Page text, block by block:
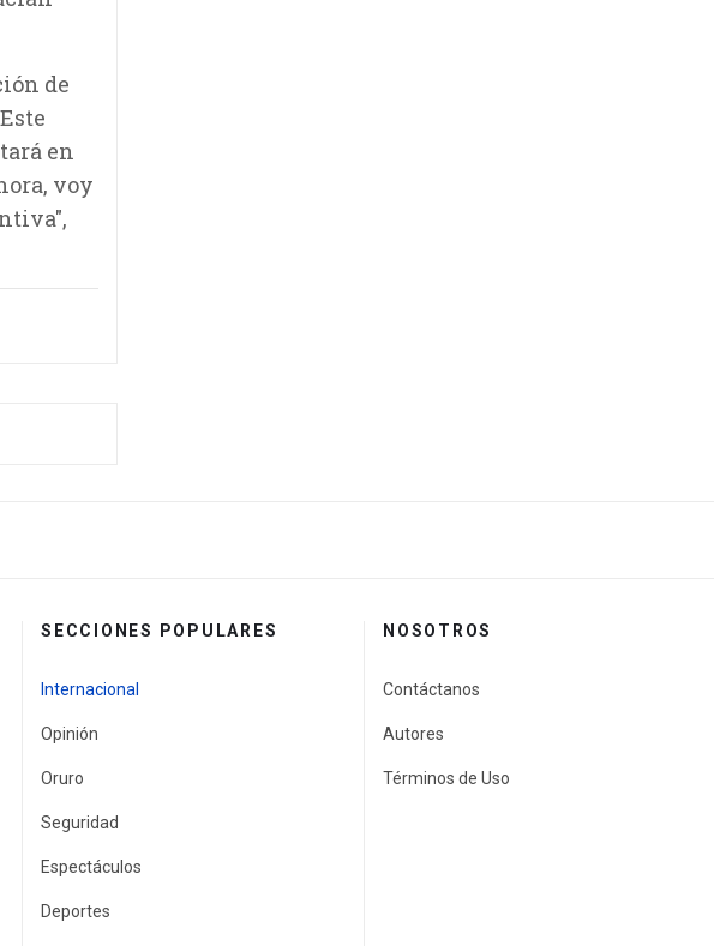
de
en
voy
SECCIONES POPULARES
Internacional
Opinión
Oruro
Seguridad
Espectáculos
Deportes
NOSOTROS
Contáctanos
Autores
Términos de Uso